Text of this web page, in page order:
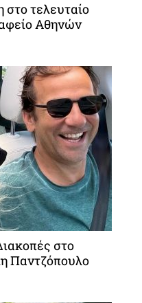
τελευταίο
Αθηνών
στο
Παντζόπουλο